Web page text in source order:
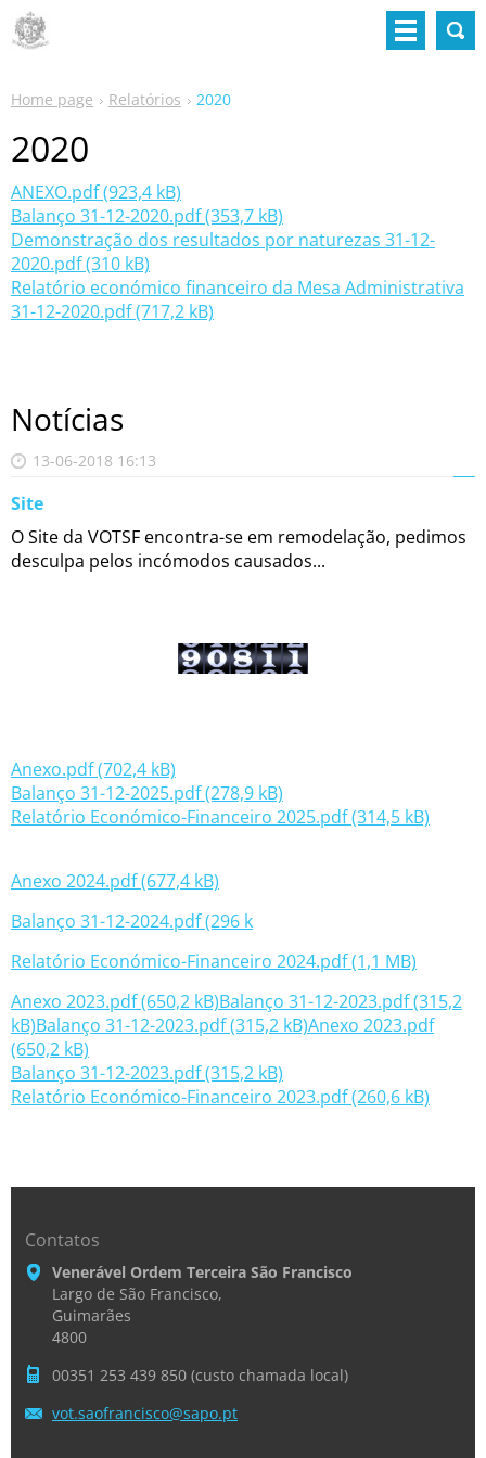
Home page Relatórios 2020
2020
ANEXO.pdf (923,4 kB)
Balanço 31-12-2020.pdf (353,7 kB)
Demonstração dos resultados por naturezas 31-12-
2020.pdf (310 kB)
Relatório económico financeiro da Mesa Administrativa
31-12-2020.pdf (717,2 kB)
Notícias
13-06-2018 16:13
Site
O Site da VOTSF encontra-se em remodelação, pedimos
desculpa pelos incómodos causados...
Anexo.pdf (702,4 kB)
Balanço 31-12-2025.pdf (278,9 kB)
Relatório Económico-Financeiro 2025.pdf (314,5 kB)
Anexo 2024.pdf (677,4 kB)
Balanço 31-12-2024.pdf (296 k
Relatório Económico-Financeiro 2024.pdf (1,1 MB)
Anexo 2023.pdf (650,2 kB)Balanço 31-12-2023.pdf (315,2
kB)Balanço 31-12-2023.pdf (315,2 kB)Anexo 2023.pdf
(650,2 kB)
Balanço 31-12-2023.pdf (315,2 kB)
Relatório Económico-Financeiro 2023.pdf (260,6 kB)
Contatos
Venerável Ordem Terceira São Francisco
Largo de São Francisco,
Guimarães
4800
00351 253 439 850 (custo chamada local)
vot.saofrancisco@sapo.pt